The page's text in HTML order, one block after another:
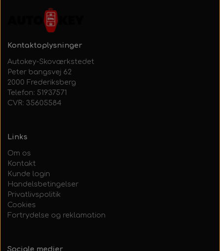
Kontaktoplysninger
Autokey-Skoværkstedet
Peter bangsvej 62
2000 Frederiksberg
Telefon: 51937571
CVR: 35605584
Links
Om os
Kontakt
Kunde login
Handelsbetingelser
Privatlivspolitik
Cookies
Fortrydelse og reklamation
Sociale medier